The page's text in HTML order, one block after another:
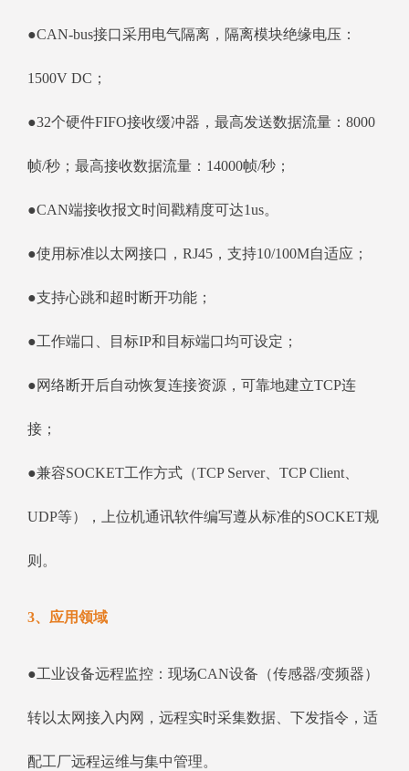
●CAN-bus接口采用电气隔离，隔离模块绝缘电压：
1500V DC；
●32个硬件FIFO接收缓冲器，最高发送数据流量：8000
帧/秒；最高接收数据流量：14000帧/秒；
●CAN端接收报文时间戳精度可达1us。
●使用标准以太网接口，RJ45，支持10/100M自适应；
●支持心跳和超时断开功能；
●工作端口、目标IP和目标端口均可设定；
●网络断开后自动恢复连接资源，可靠地建立TCP连
接；
●兼容SOCKET工作方式（TCP Server、TCP Client、
UDP等），上位机通讯软件编写遵从标准的SOCKET规
则。
3、应用领域
●工业设备远程监控：现场CAN设备（传感器/变频器）
转以太网接入内网，远程实时采集数据、下发指令，适
配工厂远程运维与集中管理。